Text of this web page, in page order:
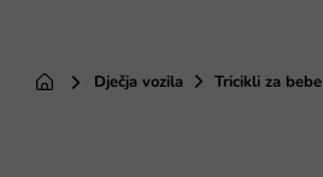
PočetnaDječja vozila Tricikli za bebe